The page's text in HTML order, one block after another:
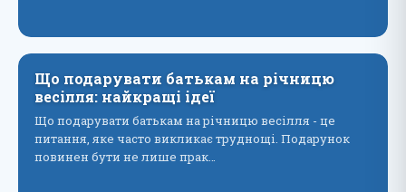
Що подарувати батькам на річницю
весілля: найкращі ідеї
Що подарувати батькам на річницю весілля - це
питання, яке часто викликає труднощі. Подарунок
повинен бути не лише прак…